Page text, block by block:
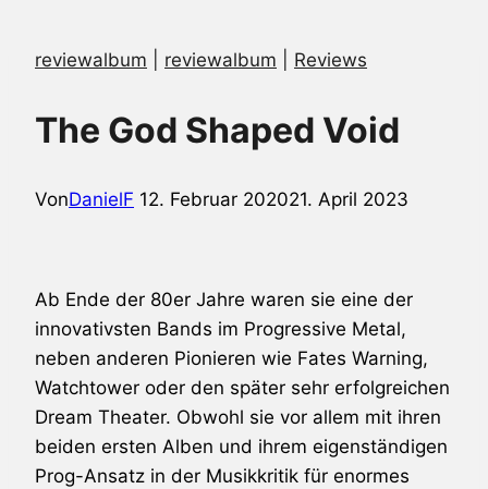
reviewalbum reviewalbum Reviews
The God Shaped Void
VonDanielF 12. Februar 202021. April 2023
Ab Ende der 80er Jahre waren sie eine der
innovativsten Bands im Progressive Metal,
neben anderen Pionieren wie Fates Warning,
Watchtower oder den später sehr erfolgreichen
Dream Theater. Obwohl sie vor allem mit ihren
beiden ersten Alben und ihrem eigenständigen
Prog-Ansatz in der Musikkritik für enormes